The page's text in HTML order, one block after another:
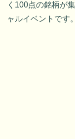
く100点の銘柄が
ャルイベントです。